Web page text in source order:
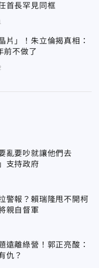
首長罕見同框
片」！朱立倫揭真相：
前不做了
亂要吵就讓他們去
支持政府
警報？賴瑞隆甩不開柯
親自督軍
遠離綠營！郭正亮酸：
仇？